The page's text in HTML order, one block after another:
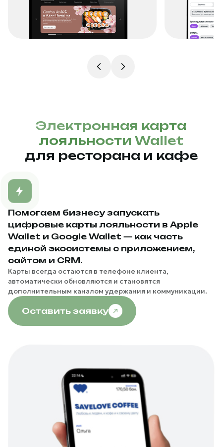
Электронная карта
лояльности Wallet
для ресторана и кафе
Помогаем бизнесу запускать
цифровые карты лояльности в Apple
Wallet и Google Wallet — как часть
единой экосистемы с приложением,
сайтом и CRM.
Карты всегда остаются в телефоне клиента,
автоматически обновляются и становятся
дополнительным каналом удержания и коммуникации.
Оставить заявку